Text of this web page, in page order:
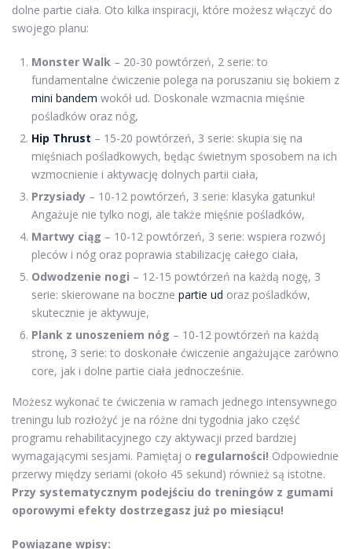
dolne partie ciała. Oto kilka inspiracji, które możesz włączyć do
swojego planu:
Monster Walk – 20-30 powtórzeń, 2 serie: to
fundamentalne ćwiczenie polega na poruszaniu się bokiem z
mini bandem wokół ud. Doskonale wzmacnia mięśnie
pośladków oraz nóg,
Hip Thrust – 15-20 powtórzeń, 3 serie: skupia się na
mięśniach pośladkowych, będąc świetnym sposobem na ich
wzmocnienie i aktywację dolnych partii ciała,
Przysiady – 10-12 powtórzeń, 3 serie: klasyka gatunku!
Angażuje nie tylko nogi, ale także mięśnie pośladków,
Martwy ciąg – 10-12 powtórzeń, 3 serie: wspiera rozwój
pleców i nóg oraz poprawia stabilizację całego ciała,
Odwodzenie nogi – 12-15 powtórzeń na każdą nogę, 3
serie: skierowane na boczne partie ud oraz pośladków,
skutecznie je aktywuje,
Plank z unoszeniem nóg – 10-12 powtórzeń na każdą
stronę, 3 serie: to doskonałe ćwiczenie angażujące zarówno
core, jak i dolne partie ciała jednocześnie.
Możesz wykonać te ćwiczenia w ramach jednego intensywnego
treningu lub rozłożyć je na różne dni tygodnia jako część
programu rehabilitacyjnego czy aktywacji przed bardziej
wymagającymi sesjami. Pamiętaj o regularności! Odpowiednie
przerwy między seriami (około 45 sekund) również są istotne.
Przy systematycznym podejściu do treningów z gumami
oporowymi efekty dostrzegasz już po miesiącu!
Powiązane wpisy: